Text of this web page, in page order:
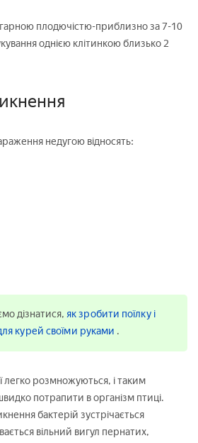
гарною плодючістю-приблизно за 7-10
однією клітинкою близько 2
недугою відносять:
дізнатися, як зробити поїлку і
курей своїми руками .
легко розмножуються, і таким
потрапити в організм птиці.
бактерій зустрічається
вільний вигул пернатих,